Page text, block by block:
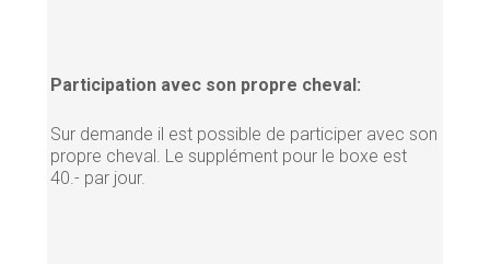
Participation avec son propre cheval:
Sur demande il est possible de participer avec son
propre cheval. Le supplément pour le boxe est
40.- par jour.